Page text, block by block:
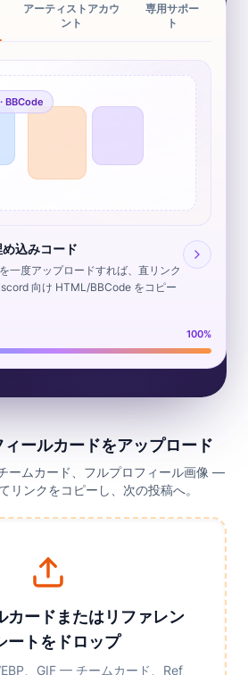
アーティストアカウ
ント
専用サポー
ト
BBCode
込みコード
一度アップロードすれば、直リンク
向け HTML/BBCode をコピー
100%
ールカードをアップロード
ームカード、フルプロフィール画像 —
リンクをコピーし、次の投稿へ。
カードまたはリファレン
ートをドロップ
、GIF — チームカード、Ref